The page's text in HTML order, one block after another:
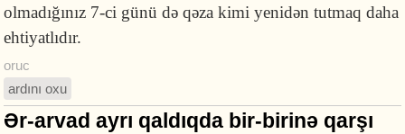
olmadığınız 7-ci günü də qəza kimi yenidən tutmaq daha
ehtiyatlıdır.
oruc
ardını oxu
Ər-arvad ayrı qaldıqda bir-birinə qarşı